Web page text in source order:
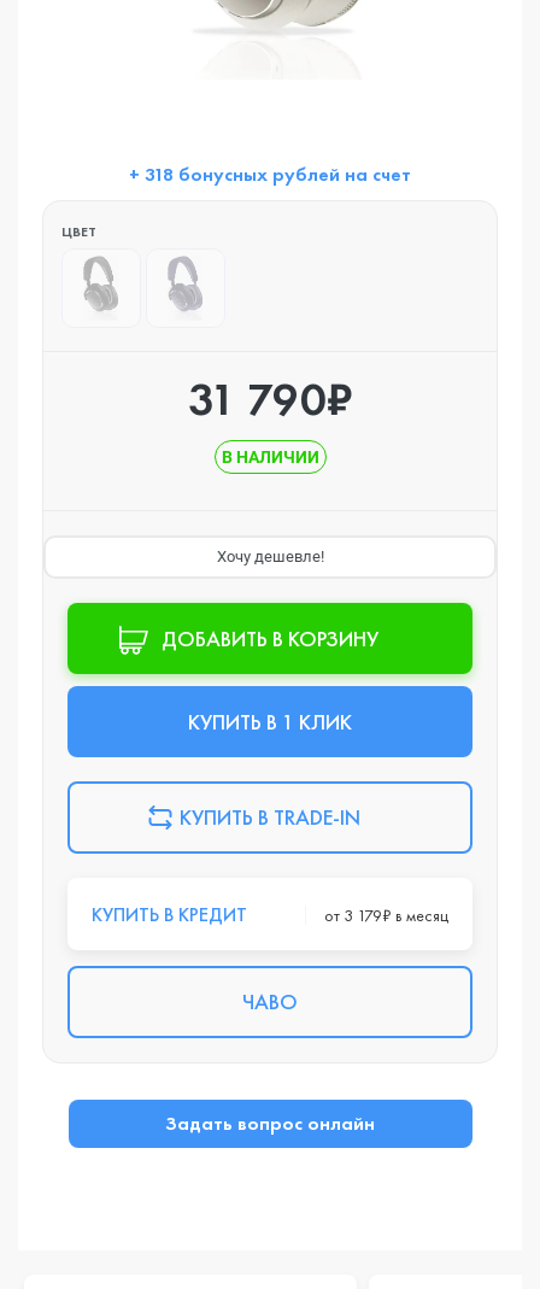
+ 318 бонусных рублей на счет
ЦВЕТ
31 790₽
В НАЛИЧИИ
Хочу дешевле!
ДОБАВИТЬ В КОРЗИНУ
КУПИТЬ В 1 КЛИК
КУПИТЬ В TRADE-IN
КУПИТЬ В КРЕДИТ от 3 179₽ в месяц
ЧАВО
Задать вопрос онлайн